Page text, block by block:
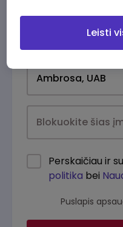
Perskaičiau ir
politika bei
Puslapis
Leisti